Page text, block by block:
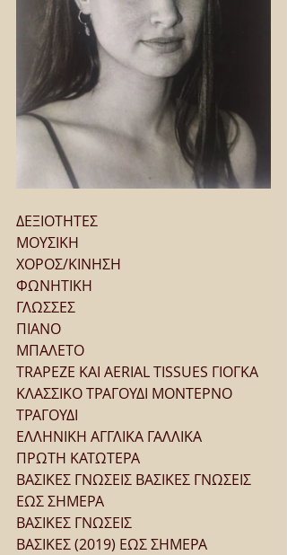
ΔΕΞΙΟΤΗΤΕΣ
ΜΟΥΣΙΚΗ
ΧΟΡΟΣ/ΚΙΝΗΣΗ
ΦΩΝΗΤΙΚΗ
ΓΛΩΣΣΕΣ
ΠΙΑΝΟ
ΜΠΑΛΕΤΟ
TRAPEZE KAI AERIAL TISSUES ΓΙΟΓΚΑ
ΚΛΑΣΣΙΚΟ ΤΡΑΓΟΥΔΙ ΜΟΝΤΕΡΝΟ
ΤΡΑΓΟΥΔΙ
ΕΛΛΗΝΙΚΗ ΑΓΓΛΙΚΑ ΓΑΛΛΙΚΑ
ΠΡΩΤΗ ΚΑΤΩΤΕΡΑ
ΒΑΣΙΚΕΣ ΓΝΩΣΕΙΣ ΒΑΣΙΚΕΣ ΓΝΩΣΕΙΣ
ΕΩΣ ΣΗΜΕΡΑ
ΒΑΣΙΚΕΣ ΓΝΩΣΕΙΣ
ΒΑΣΙΚΕΣ (2019) ΕΩΣ ΣΗΜΕΡΑ